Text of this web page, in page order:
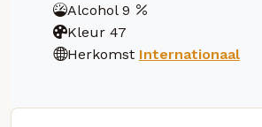
Alcohol 9
Kleur 47
Herkomst Internationaal